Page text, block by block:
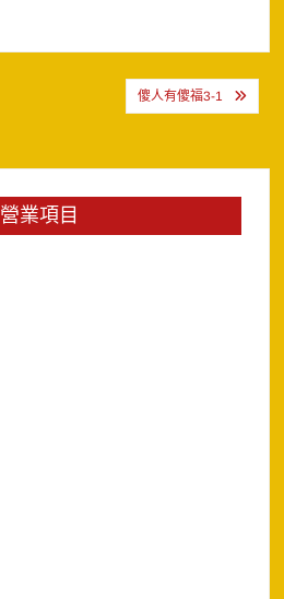
傻人有傻福3-1
營業項目